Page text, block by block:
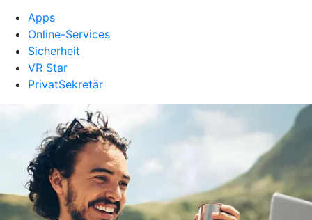
Apps
Online-Services
Sicherheit
VR Star
PrivatSekretär